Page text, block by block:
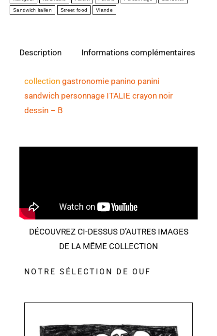
Sandwich italien Street food Viande
Description Informations complémentaires
collection gastronomie panino panini
sandwich personnage ITALIE crayon noir
dessin – B
DÉCOUVREZ CI-DESSUS D’AUTRES IMAGES
DE LA MÊME COLLECTION
NOTRE SÉLECTION DE OUF